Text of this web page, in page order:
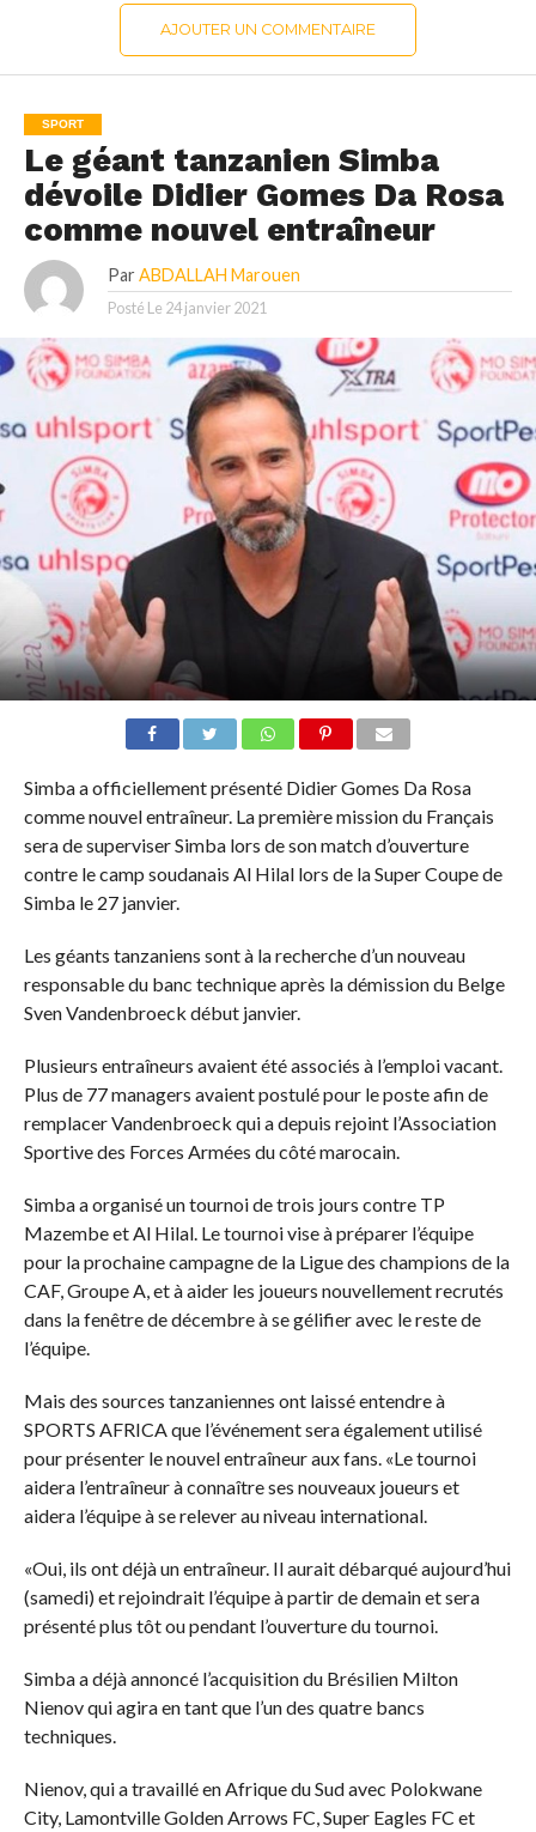
AJOUTER UN COMMENTAIRE
SPORT
Le géant tanzanien Simba
dévoile Didier Gomes Da Rosa
comme nouvel entraîneur
Par ABDALLAH Marouen
Posté Le 24 janvier 2021
Simba a officiellement présenté Didier Gomes Da Rosa
comme nouvel entraîneur. La première mission du Français
sera de superviser Simba lors de son match d’ouverture
contre le camp soudanais Al Hilal lors de la Super Coupe de
Simba le 27 janvier.
Les géants tanzaniens sont à la recherche d’un nouveau
responsable du banc technique après la démission du Belge
Sven Vandenbroeck début janvier.
Plusieurs entraîneurs avaient été associés à l’emploi vacant.
Plus de 77 managers avaient postulé pour le poste afin de
remplacer Vandenbroeck qui a depuis rejoint l’Association
Sportive des Forces Armées du côté marocain.
Simba a organisé un tournoi de trois jours contre TP
Mazembe et Al Hilal. Le tournoi vise à préparer l’équipe
pour la prochaine campagne de la Ligue des champions de la
CAF, Groupe A, et à aider les joueurs nouvellement recrutés
dans la fenêtre de décembre à se gélifier avec le reste de
l’équipe.
Mais des sources tanzaniennes ont laissé entendre à
SPORTS AFRICA que l’événement sera également utilisé
pour présenter le nouvel entraîneur aux fans. «Le tournoi
aidera l’entraîneur à connaître ses nouveaux joueurs et
aidera l’équipe à se relever au niveau international.
«Oui, ils ont déjà un entraîneur. Il aurait débarqué aujourd’hui
(samedi) et rejoindrait l’équipe à partir de demain et sera
présenté plus tôt ou pendant l’ouverture du tournoi.
Simba a déjà annoncé l’acquisition du Brésilien Milton
Nienov qui agira en tant que l’un des quatre bancs
techniques.
Nienov, qui a travaillé en Afrique du Sud avec Polokwane
City, Lamontville Golden Arrows FC, Super Eagles FC et